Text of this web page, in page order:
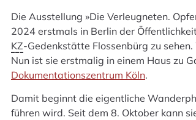
Die Ausstellung »Die Verleugneten.
2024 erstmals in Berlin der
KZ-Gedenkstätte Flossenbürg zu
Nun ist sie erstmalig in einem Haus zu
Dokumentationszentrum Köln.
Damit beginnt die eigentliche
führen wird. Seit dem 8. Oktober kann